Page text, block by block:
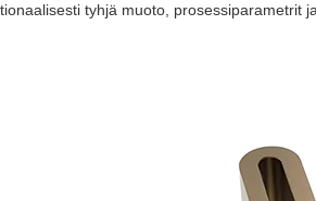
tyhjä muoto, prosessiparametrit